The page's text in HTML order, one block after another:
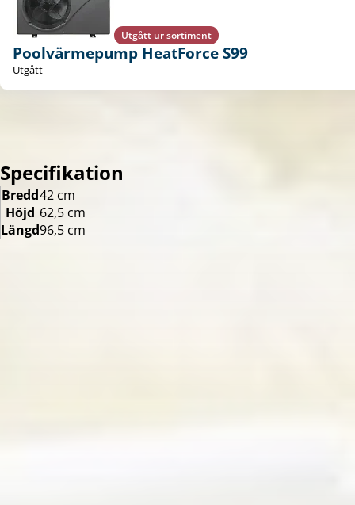
Utgått ur sortiment
Poolvärmepump HeatForce S99
Utgått
Specifikation
Bredd42 cm
Höjd 62,5 cm
Längd96,5 cm